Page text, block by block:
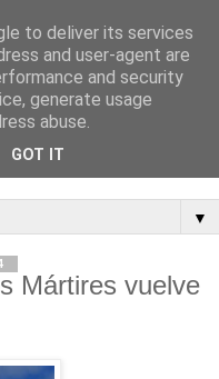
▼
Mártires vuelve
to deliver its services
and user-agent are
and security
generate usage
abuse.
GOT IT